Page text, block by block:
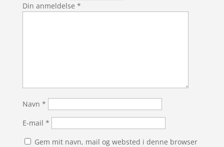
Din anmeldelse *
Navn *
E-mail *
Gem mit navn, mail og websted i denne browser